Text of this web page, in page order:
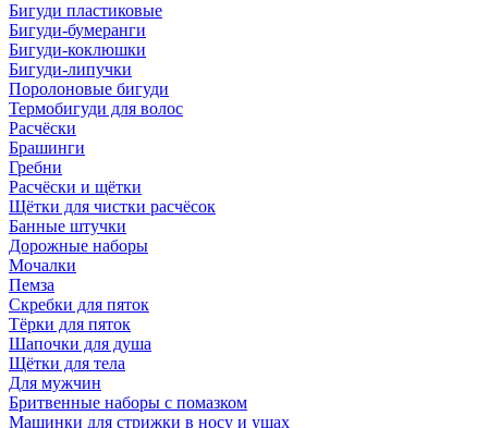
Бигуди пластиковые
Бигуди-бумеранги
Бигуди-коклюшки
Бигуди-липучки
Поролоновые бигуди
Термобигуди для волос
Расчёски
Брашинги
Гребни
Расчёски и щётки
Щётки для чистки расчёсок
Банные штучки
Дорожные наборы
Мочалки
Пемза
Скребки для пяток
Тёрки для пяток
Шапочки для душа
Щётки для тела
Для мужчин
Бритвенные наборы с помазком
Машинки для стрижки в носу и ушах